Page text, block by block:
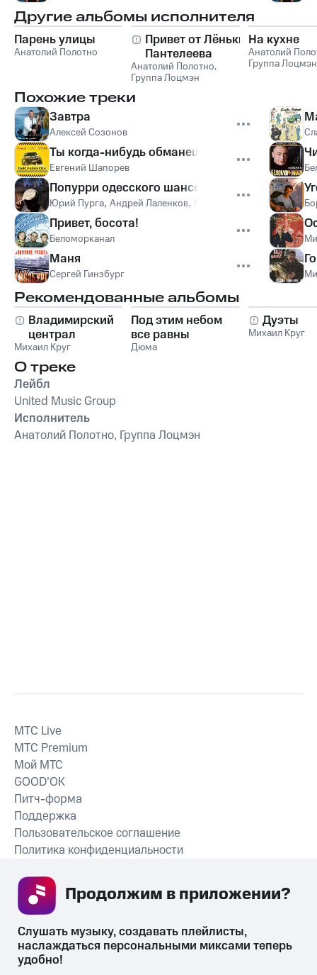
Другие альбомы исполнителя
Парень улицы
Анатолий Полотно
Привет от Лёньки
Пантелеева
Анатолий Полотно,
Группа Лоцмэн
На кухне
Анатолий
Группа Лоцмэн
Похожие треки
Завтра
Алексей Созонов
Ты когда-нибудь обманешь
Евгений Шапорев
Попурри одесского шансона
Юрий Пурга, Андрей Лаленков, Никита Владимирович
Привет, босота!
Беломорканал
Маня
Сергей Гинзбург
Рекомендованные альбомы
Владимирский
централ
Михаил Круг
Под этим небом
все равны
Дюма
Дуэты
Михаил Круг
О треке
Лейбл
United Music Group
Исполнитель
Анатолий Полотно, Группа Лоцмэн
СКАЧАТЬ ПРИЛОЖЕНИЕ
MTС Live
MTС Premium
Мой МТС
GOOD’OK
Питч-форма
Поддержка
Пользовательское соглашение
Политика конфиденциальности
Слушать музыку, создавать плейлисты,
наслаждаться персональными миксами теперь
удобно!